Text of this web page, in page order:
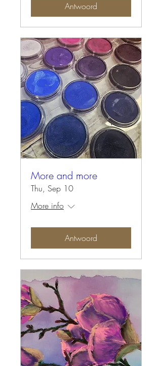
Antwoord
More and more
Thu, Sep 10
More info
Antwoord